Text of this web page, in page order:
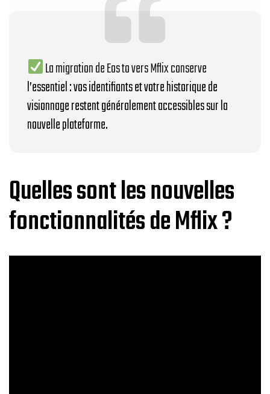
La migration de Eos to vers Mflix conserve
l’essentiel : vos identifiants et votre historique de
visionnage restent généralement accessibles sur la
nouvelle plateforme.
Quelles sont les nouvelles
fonctionnalités de Mflix ?